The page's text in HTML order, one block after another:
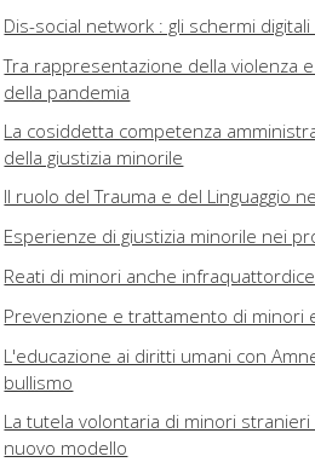
Dis-social network : gli schermi
Tra rappresentazione della violenza
della pandemia
La cosiddetta competenza
della giustizia minorile
Il ruolo del Trauma e del Linguaggio
Esperienze di giustizia minorile nei
Reati di minori anche
Prevenzione e trattamento di minori
L'educazione ai diritti umani con
bullismo
La tutela volontaria di minori
nuovo modello